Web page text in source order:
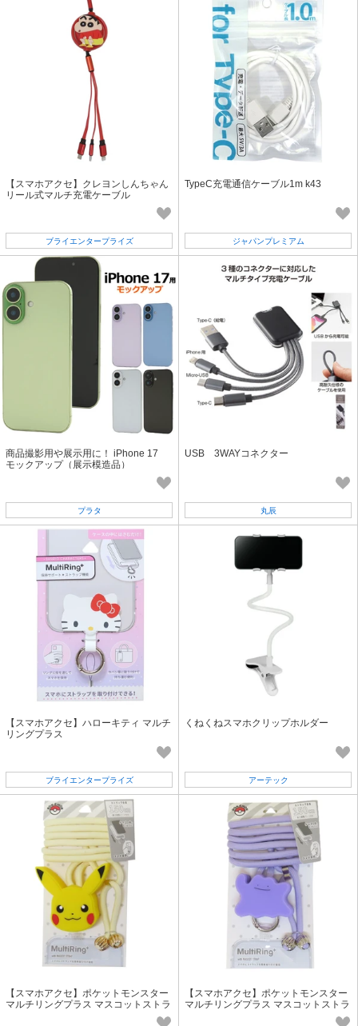
【スマホアクセ】クレヨンしんちゃん
リール式マルチ充電ケーブル
ブライエンタープライズ
TypeC充電通信ケーブル1m k43
ジャパンプレミアム
商品撮影用や展示用に！ iPhone 17
モックアップ（展示模造品）
プラタ
USB 3WAYコネクター
丸辰
【スマホアクセ】ハローキティ マルチ
リングプラス
ブライエンタープライズ
くねくねスマホクリップホルダー
アーテック
【スマホアクセ】ポケットモンスター
マルチリングプラス マスコットストラ
【スマホアクセ】ポケットモンスター
マルチリングプラス マスコットストラ